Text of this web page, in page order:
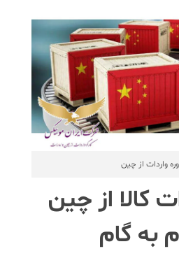
واردات از چین
کالا از چین
به گام